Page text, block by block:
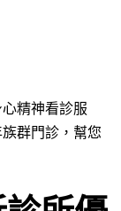
精神看診服
群門診，幫您